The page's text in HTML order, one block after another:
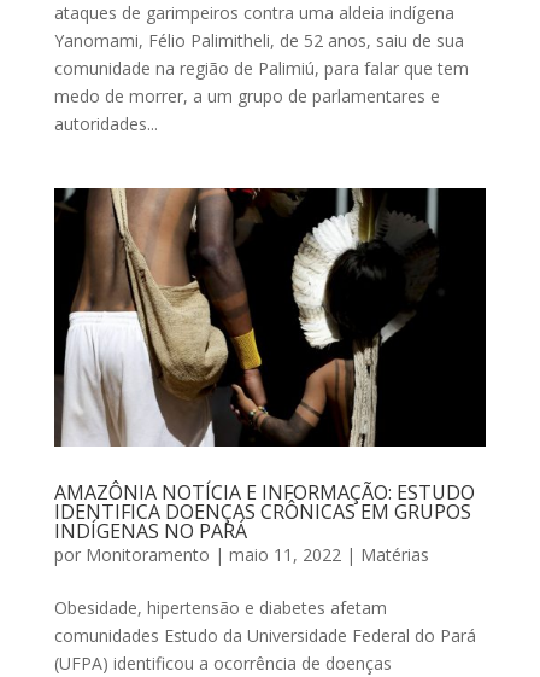
ataques de garimpeiros contra uma aldeia indígena
Yanomami, Félio Palimitheli, de 52 anos, saiu de sua
comunidade na região de Palimiú, para falar que tem
medo de morrer, a um grupo de parlamentares e
autoridades...
AMAZÔNIA NOTÍCIA E INFORMAÇÃO: ESTUDO
IDENTIFICA DOENÇAS CRÔNICAS EM GRUPOS
INDÍGENAS NO PARÁ
por Monitoramento | maio 11, 2022| Matérias
Obesidade, hipertensão e diabetes afetam
comunidades Estudo da Universidade Federal do Pará
(UFPA) identificou a ocorrência de doenças